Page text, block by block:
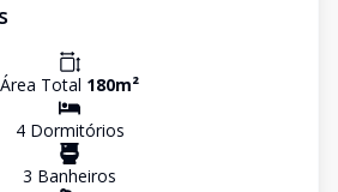
Área Total 180m²
4Dormitórios
3 Banheiros